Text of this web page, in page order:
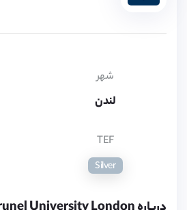
شهر
لندن
TEF
Silver